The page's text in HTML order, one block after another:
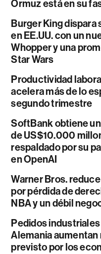
Ormuz está en su
Burger King dispara
en EE.UU. con un
Whopper y una
Star Wars
Productividad
acelera más de lo
segundo trimestre
SoftBank obtiene
de US$10.000
respaldado por su
en OpenAI
Warner Bros.
por pérdida de
NBA y un débil
Pedidos
Alemania aumentan
previsto por los